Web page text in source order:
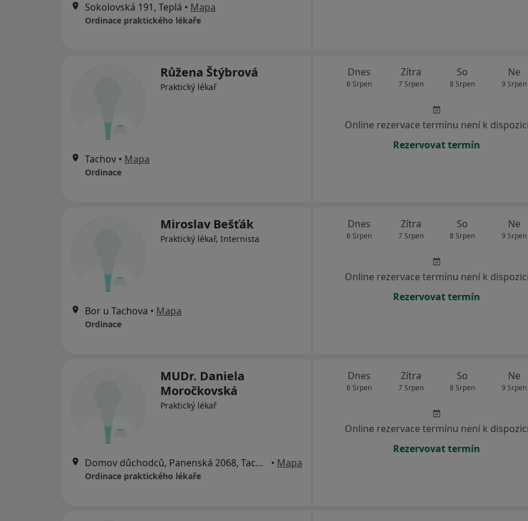
Sokolovská 191, Teplá • Mapa
Ordinace praktického lékaře
Růžena Štýbrová
Praktický lékař
Tachov • Mapa
Ordinace
Dnes
6 Srpen
Zítra
7 Srpen
So
8 Srpen
Ne
9 Srpen
Online rezervace termínu není k dispozici
Rezervovat termín
Miroslav Bešťák
Praktický lékař, Internista
Bor u Tachova • Mapa
Ordinace
Dnes
6 Srpen
Zítra
7 Srpen
So
8 Srpen
Ne
9 Srpen
Online rezervace termínu není k dispozici
Rezervovat termín
MUDr. Daniela
Moročkovská
Praktický lékař
Domov důchodců, Panenská 2068, Tachov • Mapa
Ordinace praktického lékaře
Dnes
6 Srpen
Zítra
7 Srpen
So
8 Srpen
Ne
9 Srpen
Online rezervace termínu není k dispozici
Rezervovat termín